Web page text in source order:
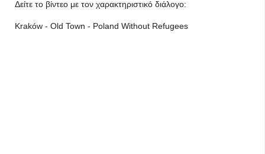
Δείτε το βίντεο με τον χαρακτηριστικό διάλογο:
Kraków - Old Town - Poland Without Refugees